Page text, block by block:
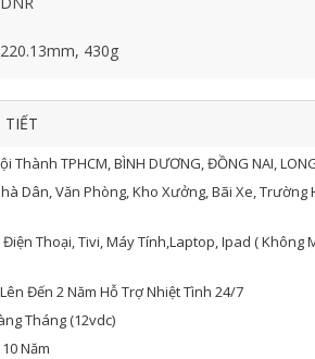
430g
TIẾT
Thành TPHCM, BÌNH DƯƠNG, ĐỒNG NAI,
Dân, Văn Phòng, Kho Xưởng, Bãi Xe, Trường
Thoại, Tivi, Máy Tính,laptop, Ipad ( Không
Đến 2 Năm Hỗ Trợ Nhiệt Tình 24/7
Tháng (12vdc)
Năm